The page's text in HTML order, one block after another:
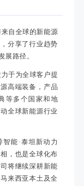
自全球的新能源
分享了行业趋势
展路径。
于为全球客户提
高端装备， 产品
等多个国家和地
全球新能源行业
智能·泰坦新动力
，也是全球化布
将继续深耕新能
来西亚本土及全